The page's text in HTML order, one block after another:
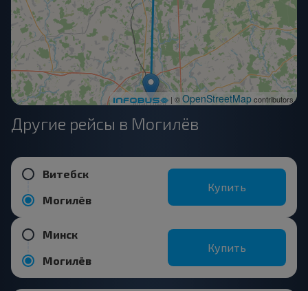
| ©OpenStreetMapcontributors
Другие рейсы в Могилёв
Витебск
Могилёв
Купить
Минск
Могилёв
Купить